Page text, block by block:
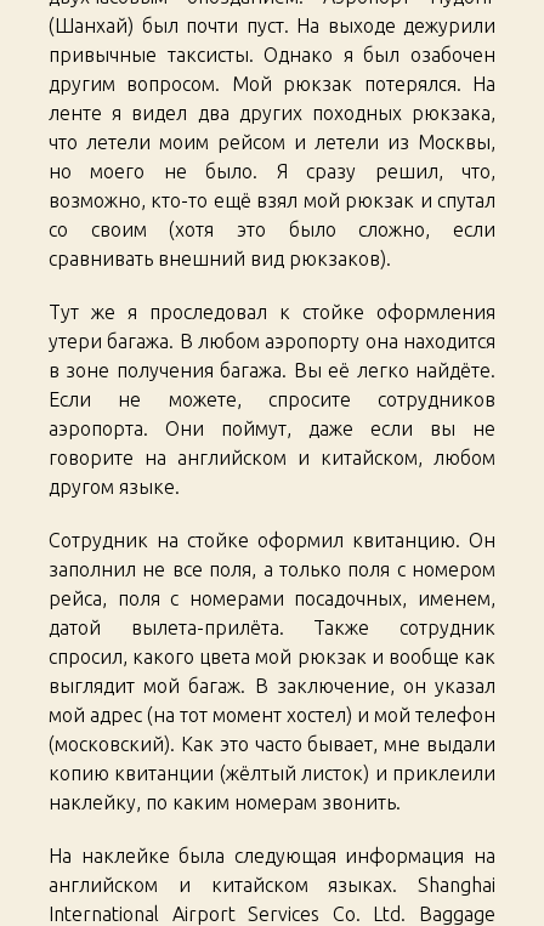
(Шанхай) был почти пуст. На выходе дежурили
привычные таксисты. Однако я был озабочен
другим вопросом. Мой рюкзак потерялся. На
ленте я видел два других походных рюкзака,
что летели моим рейсом и летели из Москвы,
но моего не было. Я сразу решил, что,
возможно, кто-то ещё взял мой рюкзак и спутал
со своим (хотя это было сложно, если
сравнивать внешний вид рюкзаков).
Тут же я проследовал к стойке оформления
утери багажа. В любом аэропорту она находится
в зоне получения багажа. Вы её легко найдёте.
Если не можете, спросите сотрудников
аэропорта. Они поймут, даже если вы не
говорите на английском и китайском, любом
другом языке.
Сотрудник на стойке оформил квитанцию. Он
заполнил не все поля, а только поля с номером
рейса, поля с номерами посадочных, именем,
датой вылета-прилёта. Также сотрудник
спросил, какого цвета мой рюкзак и вообще как
выглядит мой багаж. В заключение, он указал
мой адрес (на тот момент хостел) и мой телефон
(московский). Как это часто бывает, мне выдали
копию квитанции (жёлтый листок) и приклеили
наклейку, по каким номерам звонить.
На наклейке была следующая информация на
английском и китайском языках. Shanghai
International Airport Services Co. Ltd. Baggage